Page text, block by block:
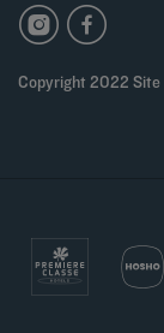
Copyright 2022 Site